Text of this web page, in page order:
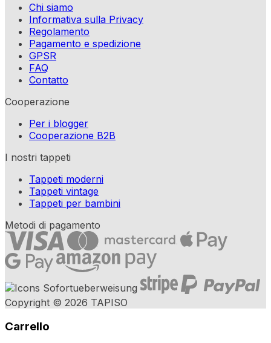
Chi siamo
Informativa sulla Privacy
Regolamento
Pagamento e spedizione
GPSR
FAQ
Contatto
Cooperazione
Per i blogger
Cooperazione B2B
I nostri tappeti
Tappeti moderni
Tappeti vintage
Tappeti per bambini
Metodi di pagamento
Copyright © 2026 TAPISO
Carrello